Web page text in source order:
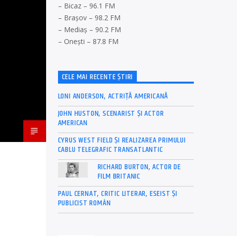
– Bicaz – 96.1 FM
– Brașov – 98.2 FM
– Mediaș – 90.2 FM
– Onești – 87.8 FM
CELE MAI RECENTE ȘTIRI
LONI ANDERSON, ACTRIȚĂ AMERICANĂ
JOHN HUSTON, SCENARIST ȘI ACTOR
AMERICAN
CYRUS WEST FIELD ȘI REALIZAREA PRIMULUI
CABLU TELEGRAFIC TRANSATLANTIC
RICHARD BURTON, ACTOR DE
FILM BRITANIC
PAUL CERNAT, CRITIC LITERAR, ESEIST ȘI
PUBLICIST ROMÂN